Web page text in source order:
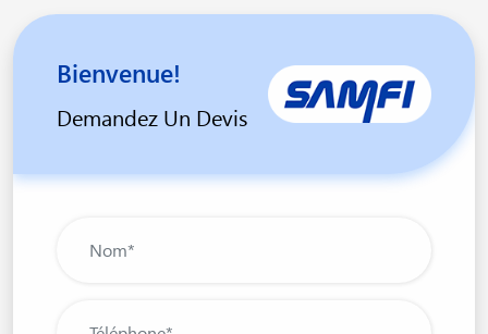
Bienvenue!
Demandez Un Devis